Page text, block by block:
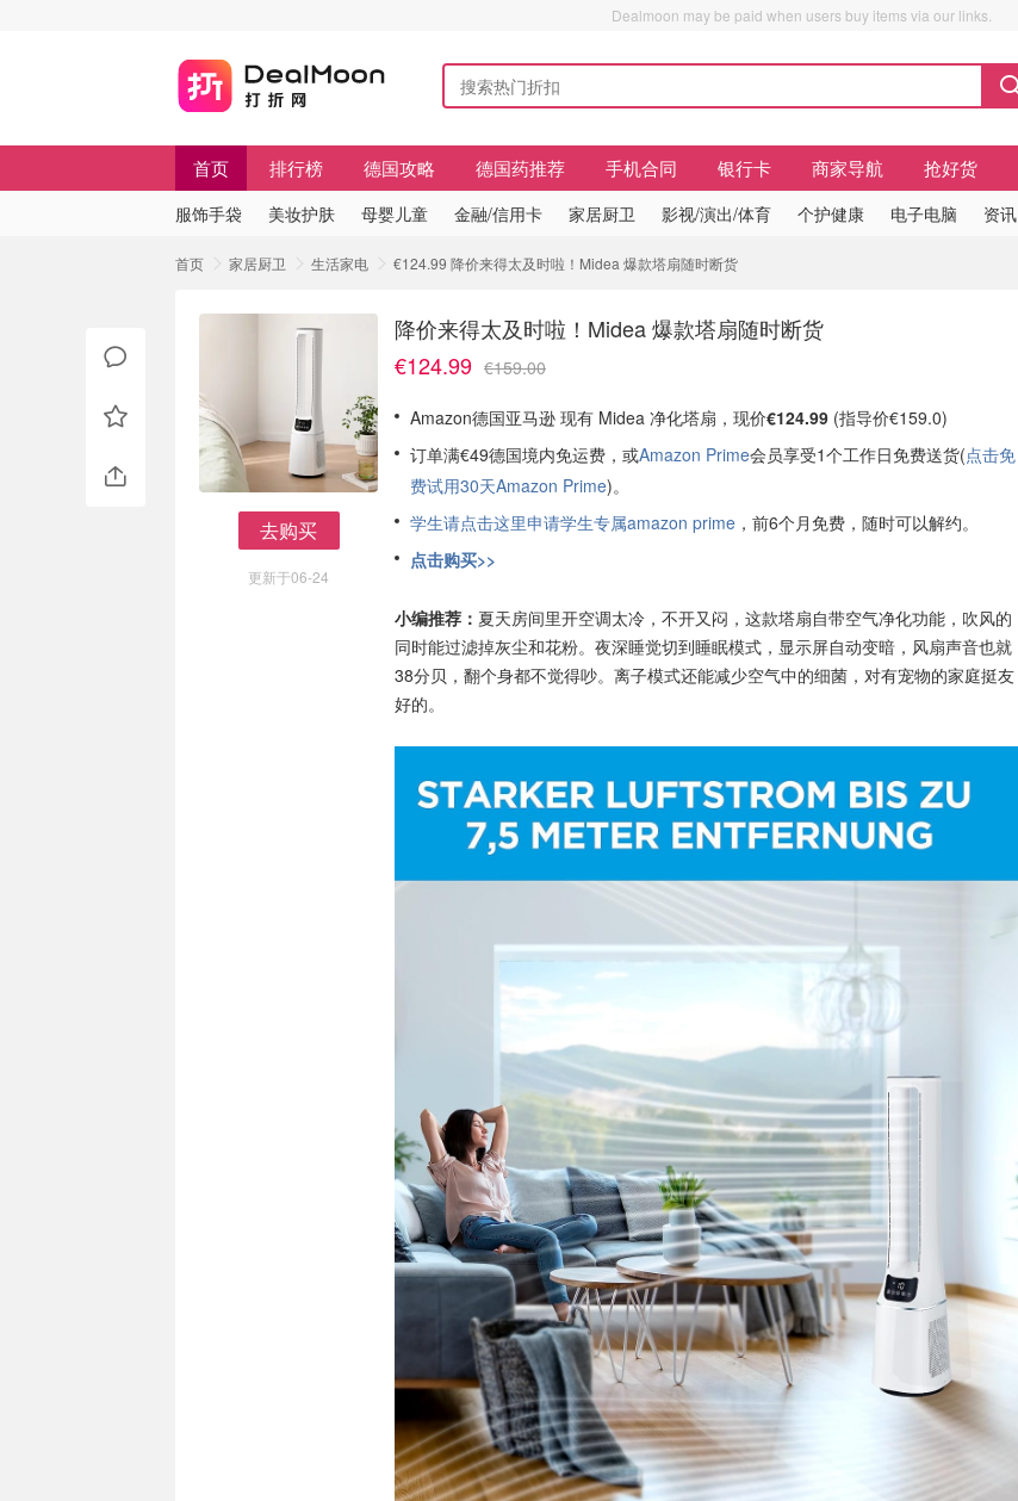
Dealmoon may be paid when users buy items via our links.
首页 排行榜 德国攻略 德国药推荐 手机合同 银行卡 商家导航 抢好货
服饰手袋 美妆护肤 母婴儿童 金融/信用卡 家居厨卫 影视/演出/体育 个护健康 电子电脑 资讯
首页 家居厨卫 生活家电 €124.99 降价来得太及时啦！Midea 爆款塔扇随时断货
去购买
更新于06-24
降价来得太及时啦！Midea 爆款塔扇随时断货
€124.99 €159.00
Amazon德国亚马逊 现有 Midea 净化塔扇，现价€124.99 (指导价€159.0)
订单满€49德国境内免运费，或Amazon Prime会员享受1个工作日免费送货(点击免
费试用30天Amazon Prime)。
学生请点击这里申请学生专属amazon prime ，前6个月免费，随时可以解约。
点击购买>>
小编推荐： 夏天房间里开空调太冷，不开又闷，这款塔扇自带空气净化功能，吹风的
同时能过滤掉灰尘和花粉。夜深睡觉切到睡眠模式，显示屏自动变暗，风扇声音也就
38分贝，翻个身都不觉得吵。离子模式还能减少空气中的细菌，对有宠物的家庭挺友
好的。